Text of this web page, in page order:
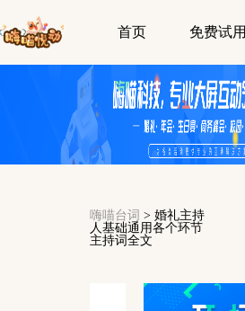
首页 免费试用
嗨喵台词 > 婚礼主持
人基础通用各个环节
主持词全文